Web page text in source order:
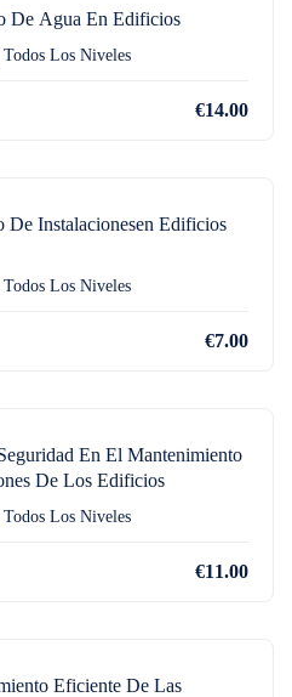
De Agua En Edificios
Todos Los Niveles
€14.00
Instalacionesen Edificios
Todos Los Niveles
€7.00
En El Mantenimiento
De Los Edificios
Todos Los Niveles
€11.00
Eficiente De Las